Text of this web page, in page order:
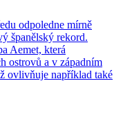
odpoledne mírně
španělský rekord.
Aemet, která
ostrovů a v západním
ovlivňuje například také